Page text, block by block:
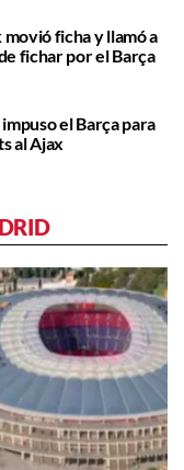
ficha y llamó a
fichar por el Barça
el Barça para
al Ajax